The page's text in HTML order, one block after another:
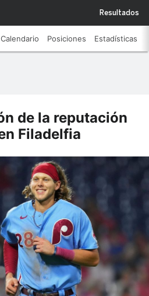
Resultados
Calendario Posiciones Estadísticas
de la reputación
Filadelfia